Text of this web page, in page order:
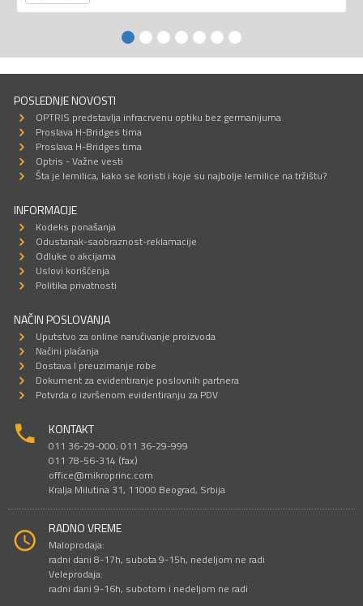
POSLEDNJE NOVOSTI
OPTRIS predstavlja infracrvenu optiku bez germanijuma
Proslava H-Bridges tima
Proslava H-Bridges tima
Optris - Važne vesti
Šta je lemilica, kako se koristi i koje su najbolje lemilice na tržištu?
INFORMACIJE
Kodeks ponašanja
Odustanak-saobraznost-reklamacije
Odluke o akcijama
Uslovi korišćenja
Politika privatnosti
NAČIN POSLOVANJA
Uputstvo za online naručivanje proizvoda
Načini plaćanja
Dostava I preuzimanje robe
Dokument za evidentiranje poslovnih partnera
Potvrda o izvršenom evidentiranju za PDV
KONTAKT
011 36-29-000; 011 36-29-999
011 78-56-314 (fax)
office@mikroprinc.com
Kralja Milutina 31, 11000 Beograd, Srbija
RADNO VREME
Maloprodaja:
radni dani 8-17h, subota 9-15h, nedeljom ne radi
Veleprodaja:
radni dani 9-16h, subotom i nedeljom ne radi